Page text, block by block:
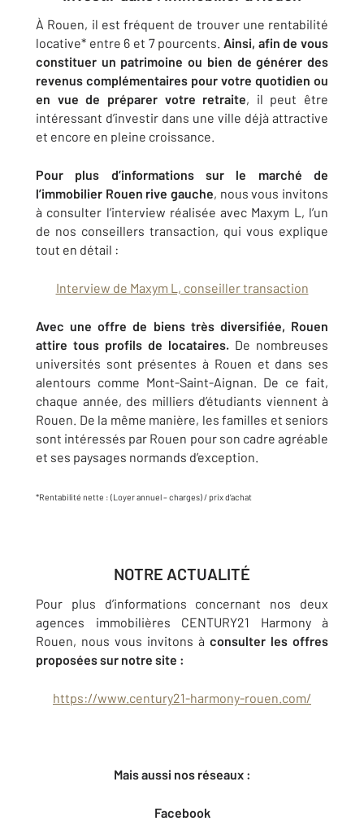
À Rouen, il est fréquent de trouver une rentabilité
locative* entre 6 et 7 pourcents. Ainsi, afin de vous
constituer un patrimoine ou bien de générer des
revenus complémentaires pour votre quotidien ou
en vue de préparer votre retraite, il peut être
intéressant d’investir dans une ville déjà attractive
et encore en pleine croissance.
Pour plus d’informations sur le marché de
l’immobilier Rouen rive gauche, nous vous invitons
à consulter l’interview réalisée avec Maxym L, l’un
de nos conseillers transaction, qui vous explique
tout en détail :
Interview de Maxym L, conseiller transaction
Avec une offre de biens très diversifiée, Rouen
attire tous profils de locataires. De nombreuses
universités sont présentes à Rouen et dans ses
alentours comme Mont-Saint-Aignan. De ce fait,
chaque année, des milliers d’étudiants viennent à
Rouen. De la même manière, les familles et seniors
sont intéressés par Rouen pour son cadre agréable
et ses paysages normands d’exception.
*Rentabilité nette : (Loyer annuel – charges) / prix d’achat
NOTRE ACTUALITÉ
Pour plus d’informations concernant nos deux
agences immobilières CENTURY21 Harmony à
Rouen, nous vous invitons à consulter les offres
proposées sur notre site :
https://www.century21-harmony-rouen.com/
Mais aussi nos réseaux :
Facebook